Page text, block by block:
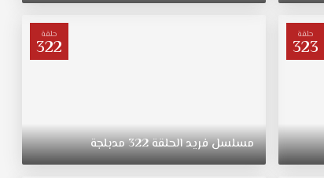
حلقة
323
حلقة
322
مسلسلفريدالحلقة322مدبلجة